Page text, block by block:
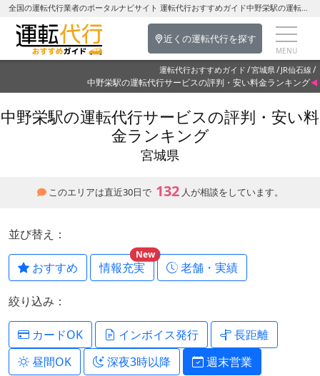
全国の運転代行業者のポータルナビサイト 運転代行おすすめガイド中野栄駅の運転代行を探す-宮城県の運転代行
近くの運転代行を探す
運転代行おすすめガイド 宮城県 JR仙石線
中野栄駅の運転代行サービスの評判・安い料金ランキング
中野栄駅の運転代行サービスの評判・安い料
金ランキング
宮城県
このエリアは直近30日で 132 人が相談をしています。
並び替え：
おすすめ 情報充実
New
老舗・実績
絞り込み：
カードOK インボイス発行
長距離
昼間OK
深夜3時以降 週末営業